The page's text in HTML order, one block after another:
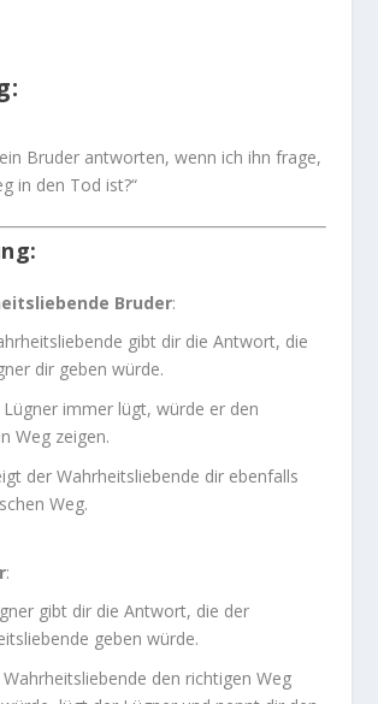
:
Bruder antworten, wenn ich ihn frage,
in den Tod ist?“
:
Bruder:
gibt dir die Antwort, die
dir geben würde.
Lügner immer lügt, würde er den
Weg zeigen.
der Wahrheitsliebende dir ebenfalls
Weg.
:
gibt dir die Antwort, die der
geben würde.
den richtigen Weg